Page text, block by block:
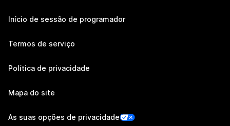
Início de sessão de programador
Termos de serviço
Política de privacidade
Mapa do site
As suas opções de privacidade